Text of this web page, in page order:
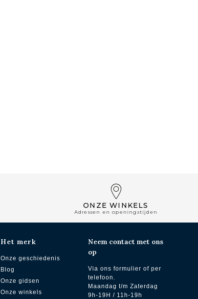
ONZE WINKELS
Adressen en openingstijden
Het merk
Onze geschiedenis
Blog
Onze gidsen
Onze winkels
Neem contact met ons
op
Via ons formulier of per
telefoon.
Maandag t/m Zaterdag
9h-19H / 11h-19h